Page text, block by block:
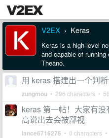
V2EX › Keras
Keras is a high-level
and capable of
Theano.
用 keras 搭建出一个判
zungmou • 296 characters •
keras 第一帖！大家有
高说出去会被鄙视
lance6716276 • 0 characters